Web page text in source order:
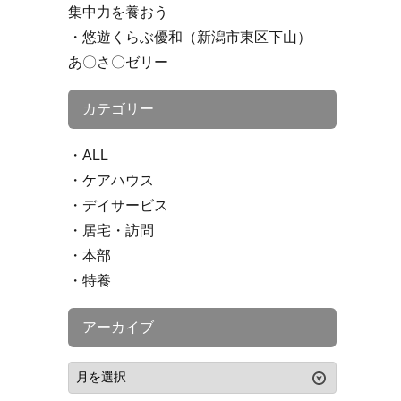
集中力を養おう
悠遊くらぶ優和（新潟市東区下山）
あ〇さ〇ゼリー
カテゴリー
ALL
ケアハウス
デイサービス
居宅・訪問
本部
特養
アーカイブ